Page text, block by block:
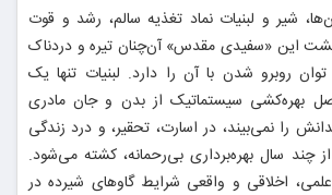
شیر و لبنیات نماد تغذیه سالم، رشد و قوت
این «سفیدی مقدس» آن‌چنان تیره و دردناک
روبرو شدن با آن را دارد. لبنیات تنها یک
بهره‌کشی سیستماتیک از بدن و جان مادری
را نمی‌بیند، در اسارت، تحقیر، و درد زندگی
سال بهره‌برداری بی‌رحمانه، کشته می‌شود.
اخلاقی و واقعی شرایط گاوهای شیرده در